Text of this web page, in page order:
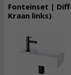
Fonteinset |
Kraan links)